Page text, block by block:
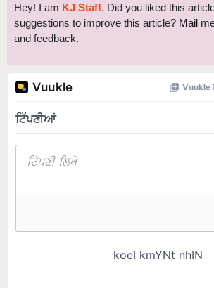
Hey! I am KJ Staff. Did you liked this
suggestions to improve this article? Mail
and feedback.